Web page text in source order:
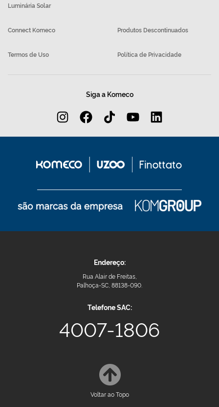
Luminária Solar
Connect Komeco Produtos Descontinuados
Termos de Uso Política de Privacidade
Siga a Komeco
Endereço:
Rua Alair de Freitas,
Palhoça-SC, 88138-090.
Telefone SAC:
4007-1806
Voltar ao Topo